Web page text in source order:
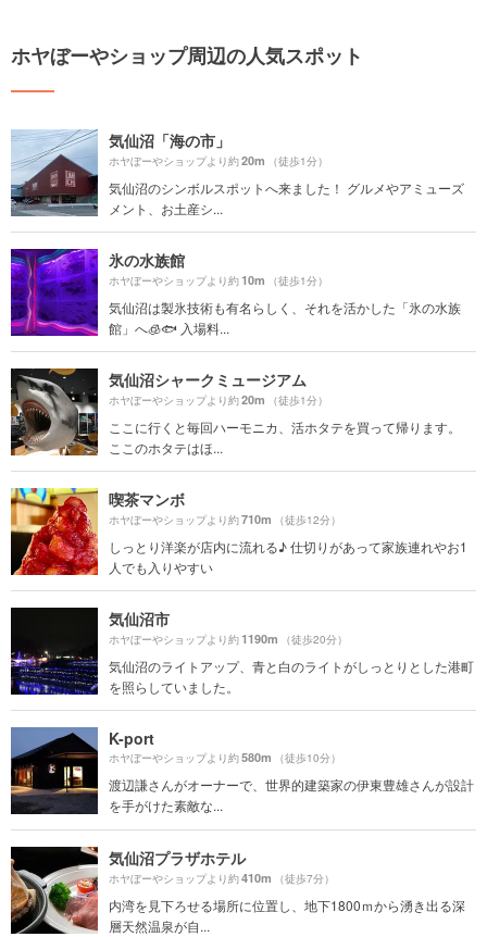
ホヤぼーやショップ周辺の人気スポット
気仙沼「海の市」
ホヤぼーやショップより約20m （徒歩1分）
気仙沼のシンボルスポットへ来ました！ グルメやアミューズ
メント、お土産シ...
氷の水族館
ホヤぼーやショップより約10m （徒歩1分）
気仙沼は製氷技術も有名らしく、それを活かした「氷の水族
館」へ🧊🐟 入場料...
気仙沼シャークミュージアム
ホヤぼーやショップより約20m （徒歩1分）
ここに行くと毎回ハーモニカ、活ホタテを買って帰ります。
ここのホタテはほ...
喫茶マンボ
ホヤぼーやショップより約710m （徒歩12分）
しっとり洋楽が店内に流れる♪ 仕切りがあって家族連れやお1
人でも入りやすい
気仙沼市
ホヤぼーやショップより約1190m （徒歩20分）
気仙沼のライトアップ、青と白のライトがしっとりとした港町
を照らしていました。
K-port
ホヤぼーやショップより約580m （徒歩10分）
渡辺謙さんがオーナーで、世界的建築家の伊東豊雄さんが設計
を手がけた素敵な...
気仙沼プラザホテル
ホヤぼーやショップより約410m （徒歩7分）
内湾を見下ろせる場所に位置し、地下1800ｍから湧き出る深
層天然温泉が自...